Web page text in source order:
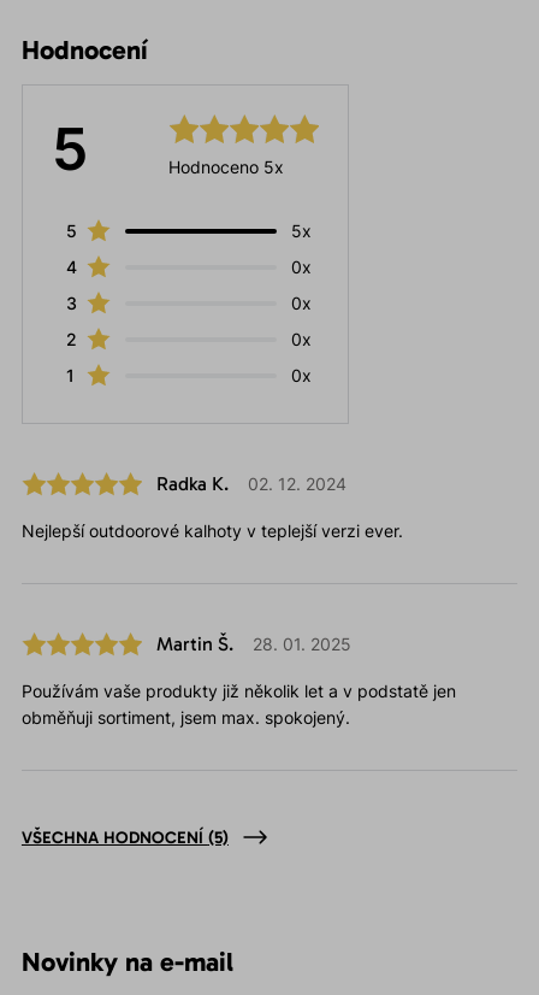
Hodnocení
5 Hodnoceno 5x
5
5x
4
0x
3
0x
2
0x
1
0x
Radka K. 02. 12. 2024
Nejlepší outdoorové kalhoty v teplejší verzi ever.
Martin Š. 28. 01. 2025
Používám vaše produkty již několik let a v podstatě jen
obměňuji sortiment, jsem max. spokojený.
VŠECHNA HODNOCENÍ (5)
Novinky na e-mail